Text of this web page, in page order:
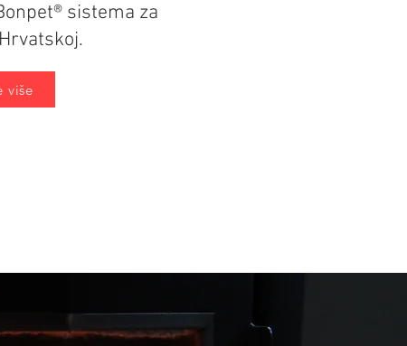
sistema za
više